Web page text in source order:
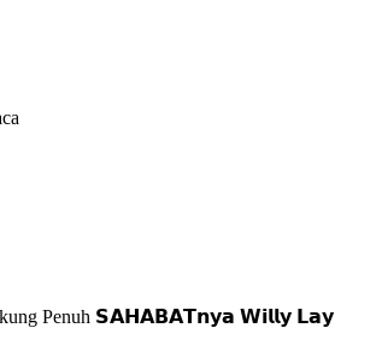
Penuh 𝗦𝗔𝗛𝗔𝗕𝗔𝗧𝗻𝘆𝗮 𝗪𝗶𝗹𝗹𝘆 𝗟𝗮𝘆